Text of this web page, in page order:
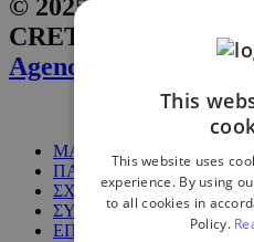
© 2025 All Rights
CRETING. Website
Agency
ΜΑΘΗΜΑΤΑ
ΠΑΚΕΤΑ
ΣΧΕΤΙΚΑ ΜΕ ΕΜΑΣ
ΣΥΧΝΕΣ ΕΡΩΤΗΣΕΙΣ
ΕΠΙΚΟΙΝΩΝΙΑ
This
This website uses
experience. By using
to all cookies in
Policy.